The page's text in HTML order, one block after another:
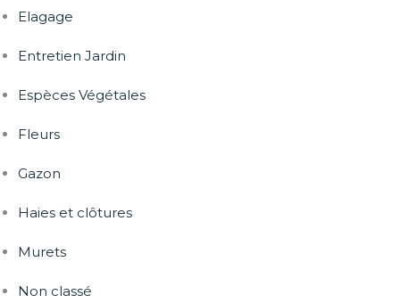
Elagage
Entretien Jardin
Espèces Végétales
Fleurs
Gazon
Haies et clôtures
Murets
Non classé